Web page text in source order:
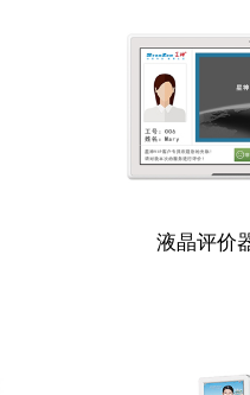
液晶评价